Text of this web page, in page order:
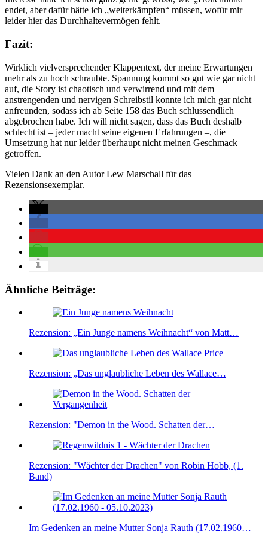
endet, aber dafür hätte ich „weiterkämpfen“ müssen, wofür mir
leider hier das Durchhaltevermögen fehlt.
Fazit:
Wirklich vielversprechender Klappentext, der meine Erwartungen
mehr als zu hoch schraubte. Spannung kommt so gut wie gar nicht
auf, die Story ist chaotisch und verwirrend und mit dem
anstrengenden und nervigen Schreibstil konnte ich mich gar nicht
anfreunden, sodass ich ab Seite 158 das Buch schlussendlich
abgebrochen habe. Ich will nicht sagen, dass das Buch deshalb
schlecht ist – jeder macht seine eigenen Erfahrungen –, die
Umsetzung hat nur leider überhaupt nicht meinen Geschmack
getroffen.
Vielen Dank an den Autor Lew Marschall für das
Rezensionsexemplar.
Ähnliche Beiträge:
Rezension: „Ein Junge namens Weihnacht“ von Matt…
Rezension: „Das unglaubliche Leben des Wallace…
Rezension: "Demon in the Wood. Schatten der…
Rezension: "Wächter der Drachen" von Robin Hobb, (1.
Band)
Im Gedenken an meine Mutter Sonja Rauth (17.02.1960…